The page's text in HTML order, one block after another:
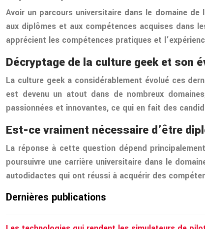
Avoir un parcours universitaire dans le domaine
aux diplômes et aux compétences acquises dans
apprécient les compétences pratiques et
Décryptage de la culture geek et son
La culture geek a considérablement évolué ces
est devenu un atout dans de nombreux
passionnées et innovantes, ce qui en fait des
Est-ce vraiment nécessaire d’être
La réponse à cette question dépend
poursuivre une carrière universitaire dans le
autodidactes qui ont réussi à acquérir des
Dernières publications